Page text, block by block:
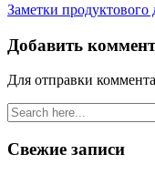
Заметки продуктового
Добавить
Для отправки
Свежие записи